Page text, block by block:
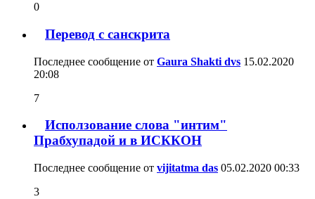
0
Перевод с санскрита
Последнее сообщение от Gaura Shakti dvs 15.02.2020
20:08
7
Исползование слова "интим"
Прабхупадой и в ИСККОН
Последнее сообщение от vijitatma das 05.02.2020 00:33
3